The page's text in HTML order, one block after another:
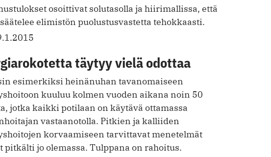
osoittivat solutasolla ja hiirimallissa, että
elimistön puolustusvastetta tehokkaasti.
täytyy vielä odottaa
esimerkiksi heinänuhan tavanomaiseen
kuuluu kolmen vuoden aikana noin 50
jotka kaikki potilaan on käytävä ottamassa
vastaanotolla. Pitkien ja kalliiden
korvaamiseen tarvittavat menetelmät
pitkälti jo olemassa. Tulppana on rahoitus.